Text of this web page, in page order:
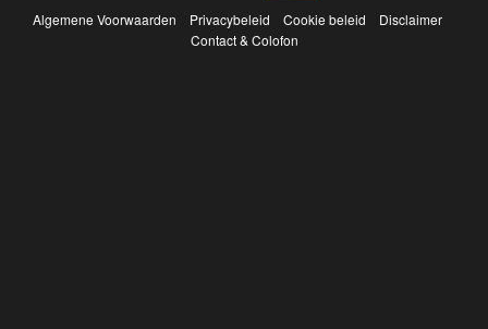
Algemene Voorwaarden Privacybeleid Cookie beleid
Disclaimer
Contact & Colofon